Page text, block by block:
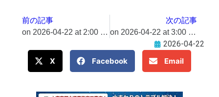
前の記事
on 2026-04-22 at 2:00 PM 「法テラスの日」記念 司法書士による無料電話相談会​＠Press 最新のプレスリリース一覧
次の記事
on 2026-04-22 at 3:00 PM 【創業45周年】結婚相談所サンマリエがサイト全面刷新 「タイパ婚活」の限界に対し、成婚後の人生まで描く納得感重視の結婚を​＠Press 最新のプレスリリース一覧
2026-04-22
X
Facebook Email